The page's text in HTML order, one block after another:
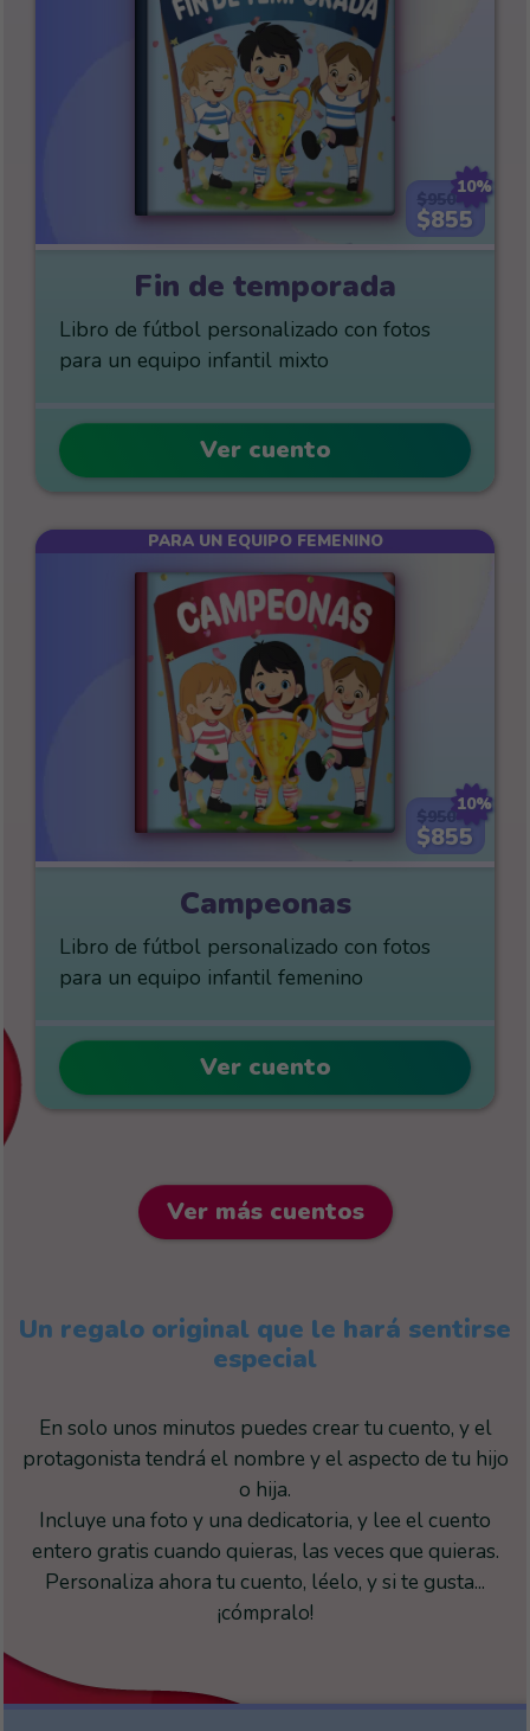
10%
$950
$855
Fin de temporada
Libro de fútbol personalizado con fotos
para un equipo infantil mixto
Ver cuento
10%
$950
$855
PARA UN EQUIPO FEMENINO
Campeonas
Libro de fútbol personalizado con fotos
para un equipo infantil femenino
Ver cuento
Ver más cuentos
Un regalo original que le hará sentirse
especial
En solo unos minutos puedes crear tu cuento, y el
protagonista tendrá el nombre y el aspecto de tu hijo
o hija.
Incluye una foto y una dedicatoria, y lee el cuento
entero gratis cuando quieras, las veces que quieras.
Personaliza ahora tu cuento, léelo, y si te gusta...
¡cómpralo!